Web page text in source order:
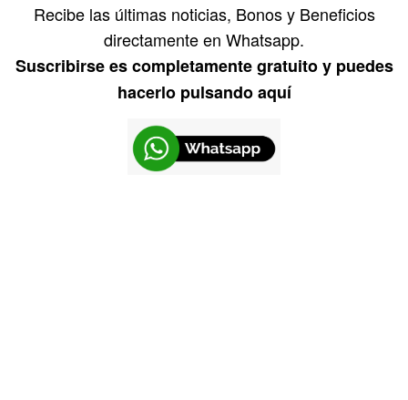
Recibe las últimas noticias, Bonos y Beneficios
directamente en Whatsapp.
Suscribirse es completamente gratuito y puedes
hacerlo pulsando aquí